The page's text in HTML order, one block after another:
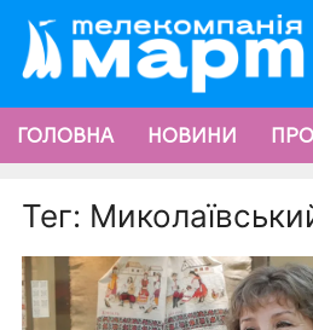
ГОЛОВНА НОВИНИ
Тег: